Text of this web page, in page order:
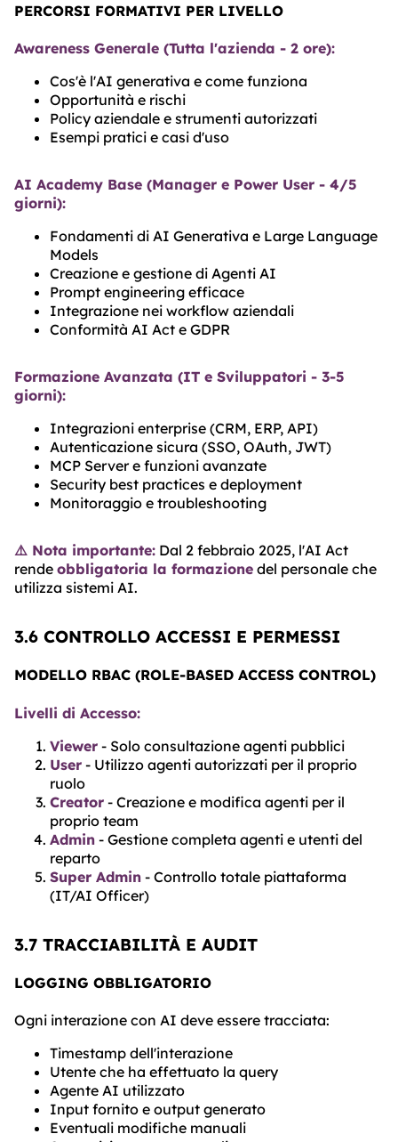
PERCORSI FORMATIVI PER LIVELLO
Awareness Generale (Tutta l'azienda - 2 ore):
Cos'è l'AI generativa e come funziona
Opportunità e rischi
Policy aziendale e strumenti autorizzati
Esempi pratici e casi d'uso
AI Academy Base (Manager e Power User - 4/5
giorni):
Fondamenti di AI Generativa e Large Language
Models
Creazione e gestione di Agenti AI
Prompt engineering efficace
Integrazione nei workflow aziendali
Conformità AI Act e GDPR
Formazione Avanzata (IT e Sviluppatori - 3-5
giorni):
Integrazioni enterprise (CRM, ERP, API)
Autenticazione sicura (SSO, OAuth, JWT)
MCP Server e funzioni avanzate
Security best practices e deployment
Monitoraggio e troubleshooting
⚠️ Nota importante: Dal 2 febbraio 2025, l'AI Act
rende obbligatoria la formazione del personale che
utilizza sistemi AI.
3.6 CONTROLLO ACCESSI E PERMESSI
MODELLO RBAC (ROLE-BASED ACCESS CONTROL)
Livelli di Accesso:
Viewer - Solo consultazione agenti pubblici
User - Utilizzo agenti autorizzati per il proprio
ruolo
Creator - Creazione e modifica agenti per il
proprio team
Admin - Gestione completa agenti e utenti del
reparto
Super Admin - Controllo totale piattaforma
(IT/AI Officer)
3.7 TRACCIABILITÀ E AUDIT
LOGGING OBBLIGATORIO
Ogni interazione con AI deve essere tracciata:
Timestamp dell'interazione
Utente che ha effettuato la query
Agente AI utilizzato
Input fornito e output generato
Eventuali modifiche manuali